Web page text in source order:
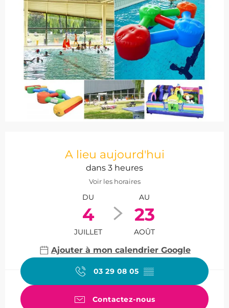
A lieu aujourd'hui
dans 3 heures
Voir les horaires
DU
4
JUILLET
AU
23
AOÛT
Ajouter à mon calendrier Google
03 29 08 05 ▒▒
Contactez-nous